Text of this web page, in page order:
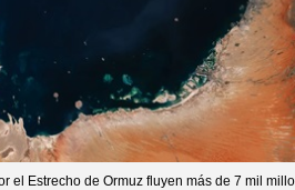
el Estrecho de Ormuz fluyen más de 7 mil